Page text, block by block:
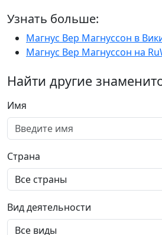
Узнать больше:
Магнус Вер Магнуссон в
Магнус Вер Магнуссон на
Найти другие
Имя
Страна
Вид деятельности